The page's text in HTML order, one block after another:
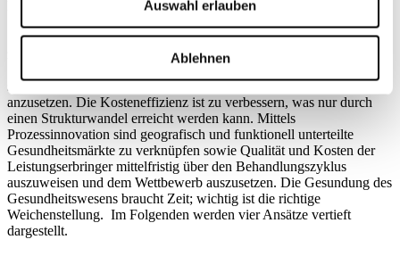
Auswahl erlauben
Ablehnen
Krankheiten; – Stärkung des Wachstumsclusters «Gesundheit».
Die aufdatierten Zahlen der Interdepartementalen Arbeitsgruppe
«Finanzierungsperspektiven der Sozialversicherungen» (IDA-FiSo)
zeigen, dass im stationären Bereich mit 3 Mrd. Franken das grösste
stärkerer Eigenverantwortung im ambulanten Bereich. Hier gilt es
anzusetzen. Die Kosteneffizienz ist zu verbessern, was nur durch
einen Strukturwandel erreicht werden kann. Mittels
Prozessinnovation sind geografisch und funktionell unterteilte
Gesundheitsmärkte zu verknüpfen sowie Qualität und Kosten der
Leistungserbringer mittelfristig über den Behandlungszyklus
auszuweisen und dem Wettbewerb auszusetzen. Die Gesundung des
Gesundheitswesens braucht Zeit; wichtig ist die richtige
Weichenstellung. Im Folgenden werden vier Ansätze vertieft
dargestellt.